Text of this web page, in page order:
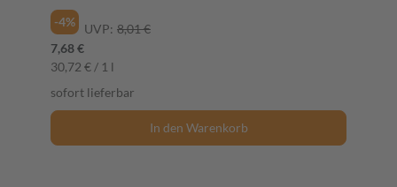
-4%
UVP: 8,01 €
7,68 €
30,72 € / 1 l
sofort lieferbar
In den Warenkorb